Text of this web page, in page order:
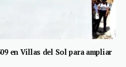
en Villas del Sol para ampliar